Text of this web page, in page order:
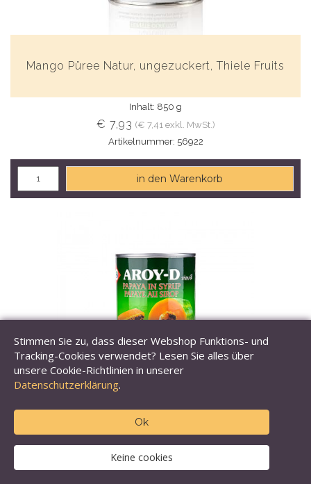
Mango Püree Natur, ungezuckert, Thiele Fruits
Inhalt: 850 g
€ 7,93 (€ 7,41 exkl. MwSt.)
Artikelnummer: 56922
in den Warenkorb
Stimmen Sie zu, dass dieser Webshop Funktions- und
Tracking-Cookies verwendet? Lesen Sie alles über
unsere Cookie-Richtlinien in unserer
Datenschutzerklärung.
Ok
Keine cookies